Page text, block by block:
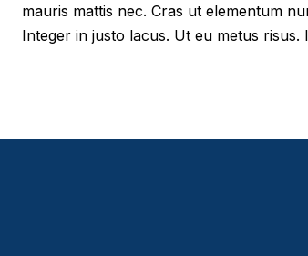
mauris mattis nec. Cras ut elementum
Integer in justo lacus. Ut eu metus risus.